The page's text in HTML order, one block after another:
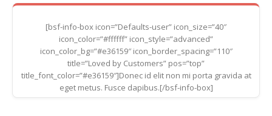
[bsf-info-box icon=”Defaults-user” icon_size=”40″
icon_color=”#ffffff” icon_style=”advanced”
icon_color_bg=”#e36159″ icon_border_spacing=”110″
title=”Loved by Customers” pos=”top”
title_font_color=”#e36159″]Donec id elit non mi porta gravida at
eget metus. Fusce dapibus.[/bsf-info-box]